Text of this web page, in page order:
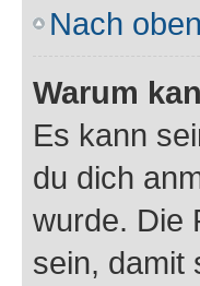
Nach oben
Warum
Es kann
du dich
wurde. Die
sein, damit